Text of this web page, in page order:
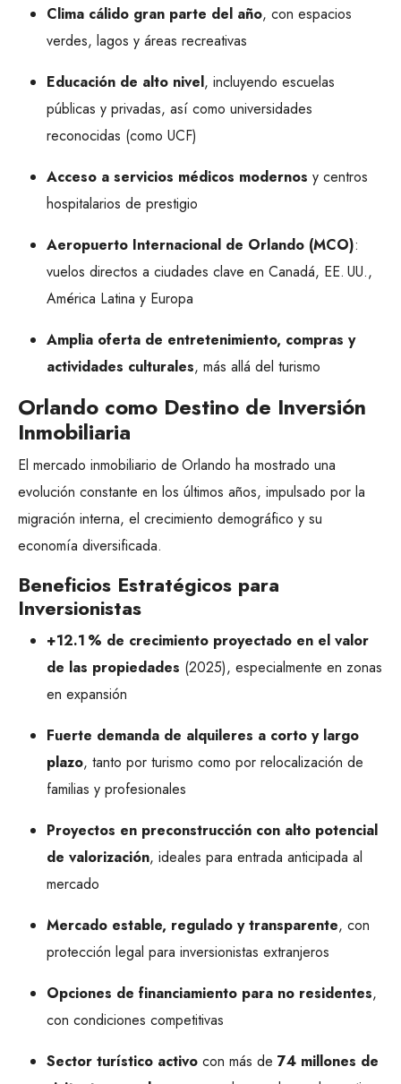
Clima cálido gran parte del año, con espacios
verdes, lagos y áreas recreativas
Educación de alto nivel, incluyendo escuelas
públicas y privadas, así como universidades
reconocidas (como UCF)
Acceso a servicios médicos modernos y centros
hospitalarios de prestigio
Aeropuerto Internacional de Orlando (MCO):
vuelos directos a ciudades clave en Canadá, EE. UU.,
América Latina y Europa
Amplia oferta de entretenimiento, compras y
actividades culturales, más allá del turismo
Orlando como Destino de Inversión
Inmobiliaria
El mercado inmobiliario de Orlando ha mostrado una
evolución constante en los últimos años, impulsado por la
migración interna, el crecimiento demográfico y su
economía diversificada.
Beneficios Estratégicos para
Inversionistas
+12.1 % de crecimiento proyectado en el valor
de las propiedades (2025), especialmente en zonas
en expansión
Fuerte demanda de alquileres a corto y largo
plazo, tanto por turismo como por relocalización de
familias y profesionales
Proyectos en preconstrucción con alto potencial
de valorización, ideales para entrada anticipada al
mercado
Mercado estable, regulado y transparente, con
protección legal para inversionistas extranjeros
Opciones de financiamiento para no residentes,
con condiciones competitivas
Sector turístico activo con más de 74 millones de